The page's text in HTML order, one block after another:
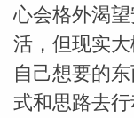
心会格外渴
活，但现实
自己想要的
式和思路去行